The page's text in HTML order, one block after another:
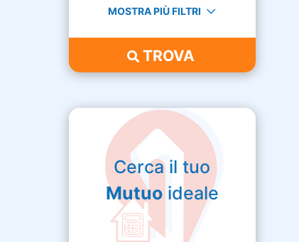
MOSTRA PIÙ FILTRI
TROVA
Cerca il tuo
Mutuoideale